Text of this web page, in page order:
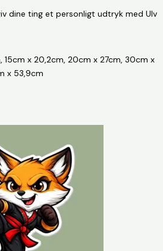
dine ting et personligt udtryk med Ulv
15cm x 20,2cm, 20cm x 27cm, 30cm x
x 53,9cm